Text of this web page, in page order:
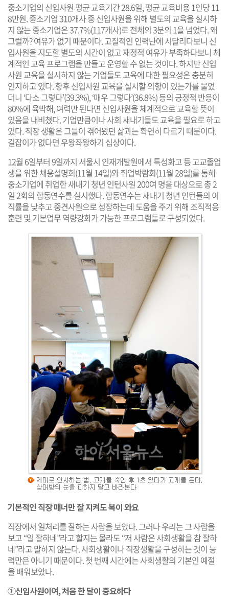
중소기업의 신입사원 평균 교육기간 28.6일, 평균 교육비용 1인당 11
8만원. 중소기업 310개사 중 신입사원을 위해 별도의 교육을 실시하
지 않는 중소기업은 37.7%(117개사)로 전체의 3분의 1을 넘었다. 왜
그럴까? 여유가 없기 때문이다. 고질적인 인력난에 시달리다보니 신
입사원을 지도할 별도의 시간이 없고 재정적 여유가 부족하다보니 체
계적인 교육 프로그램을 만들고 운영할 수 없는 것이다. 하지만 신입
사원 교육을 실시하지 않는 기업들도 교육에 대한 필요성은 충분히
인지하고 있다. 향후 신입사원 교육을 실시할 의향이 있는가를 물었
더니 ‘다소 그렇다’(39.3%), ‘매우 그렇다’(36.8%) 등의 긍정적 반응이
80%에 육박해, 여력만 된다면 신입사원을 체계적으로 교육할 뜻이
있음을 내비쳤다. 기업만큼이나 사회 새내기들도 교육을 필요로 하고
있다. 직장 생활은 그들이 겪어왔던 삶과는 확연히 다르기 때문이다.
길잡이가 없다면 우왕좌왕하기 십상이다.
12월 6일부터 9일까지 서울시 인재개발원에서 특성화고 등 고교졸업
생을 위한 채용설명회(11월 14일)와 취업박람회(11월 28일)를 통해
중소기업에 취업한 새내기 청년 인턴사원 200여 명을 대상으로 총 2
일 2회의 합동연수를 실시했다. 합동연수는 새내기 청년 인턴들의 이
직률을 낮추고 중견사원으로 성장하는데 도움을 주기 위해 조직적응
훈련 및 기본업무 역량강화가 가능한 프로그램들로 구성되었다.
기본적인 직장 매너만 잘 지켜도 복이 와요
직장에서 일처리를 잘하는 사람을 보았다. 그러나 우리는 그 사람을
보고 “일 잘하네”라고 할지는 몰라도 “저 사람은 사회생활을 참 잘하
네”라고 말하지 않는다. 사회생활이나 직장생활을 구성하는 것이 능
력만은 아니기 때문이다. 첫 번째 시간에는 사회생활의 기본인 예절
을 배워보았다.
①신입사원이여, 처음 한 달이 중요하다